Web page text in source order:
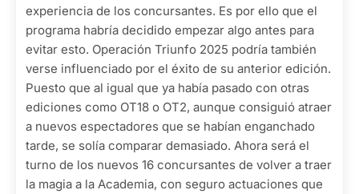
experiencia de los concursantes. Es por ello que el
programa habría decidido empezar algo antes para
evitar esto. Operación Triunfo 2025 podría también
verse influenciado por el éxito de su anterior edición.
Puesto que al igual que ya había pasado con otras
ediciones como OT18 o OT2, aunque consiguió atraer
a nuevos espectadores que se habían enganchado
tarde, se solía comparar demasiado. Ahora será el
turno de los nuevos 16 concursantes de volver a traer
la magia a la Academia, con seguro actuaciones que